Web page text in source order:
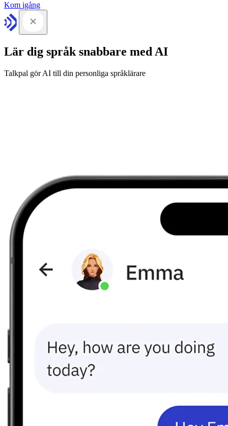
Kom igång
Lär dig språk snabbare med AI
Talkpal gör AI till din personliga språklärare